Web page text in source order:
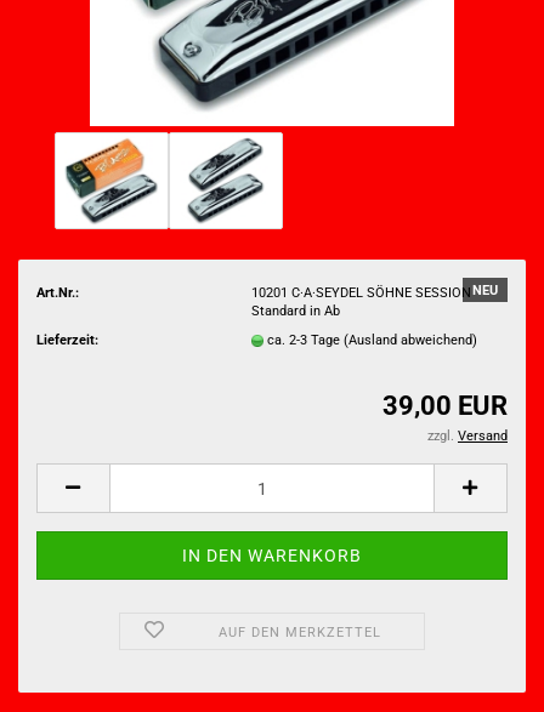
NEU
Art.Nr.:
10201 C·A·SEYDEL SÖHNE SESSION
Standard in Ab
Lieferzeit:
ca. 2-3 Tage (Ausland abweichend)
39,00 EUR
zzgl. Versand
AUF DEN MERKZETTEL